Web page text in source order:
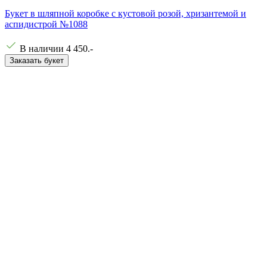
Букет в шляпной коробке с кустовой розой, хризантемой и
аспидистрой №1088
В наличии 4 450.-
Заказать букет